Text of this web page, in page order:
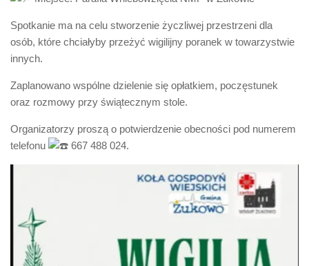
Spotkanie ma na celu stworzenie życzliwej przestrzeni dla
osób, które chciałyby przeżyć wigilijny poranek w towarzystwie
innych.
Zaplanowano wspólne dzielenie się opłatkiem, poczęstunek
oraz rozmowy przy świątecznym stole.
Organizatorzy proszą o potwierdzenie obecności pod numerem
telefonu
667 488 024.